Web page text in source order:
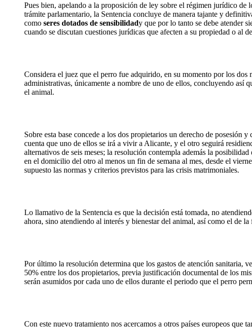
Pues bien, apelando a la proposición de ley sobre el régimen jurídico de
trámite parlamentario, la Sentencia concluye de manera tajante y
como seres dotados de sensibilidady que por lo tanto se debe atender
cuando se discutan cuestiones jurídicas que afecten a su propiedad o al
Considera el juez que el perro fue adquirido, en su momento por los
administrativas, únicamente a nombre de uno de ellos, concluyendo así
el animal.
Sobre esta base concede a los dos propietarios un derecho de posesión
cuenta que uno de ellos se irá a vivir a Alicante, y el otro seguirá
alternativos de seis meses; la resolución contempla además la
en el domicilio del otro al menos un fin de semana al mes, desde el
supuesto las normas y criterios previstos para las crisis matrimoniales.
Lo llamativo de la Sentencia es que la decisión está tomada, no
ahora, sino atendiendo al interés y bienestar del animal, así como el de
Por último la resolución determina que los gastos de atención sanitaria,
50% entre los dos propietarios, previa justificación documental de los
serán asumidos por cada uno de ellos durante el periodo que el perro
Con este nuevo tratamiento nos acercamos a otros países europeos